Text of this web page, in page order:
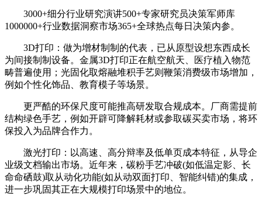
3000+细分行业研究演讲500+专家研究员决策军师库
1000000+行业数据洞察市场365+全球热点每日决策内参。
3D打印：做为增材制制的代表，已从原型设想东西成长
为间接制制设备。金属3D打印正在航空航天、医疗植入物范
畴普遍使用；光固化取熔融堆积手艺则鞭策消费级市场增加，
例如个性化饰品、教育模子等场景。
更严酷的环保尺度可能推高研发取合规成本。厂商需提前
结构绿色手艺，例如开辟可降解耗材或参取碳买卖市场，将环
保投入为品牌合作力。
激光打印：以高速、高分辩率及低单页成本特征，从导企
业级文档输出市场。近年来，碳粉手艺冲破(如低温定影、长
命命硒鼓)取从动化功能(如从动双面打印、智能纠错)的集成，
进一步巩固其正在大规模打印场景中的地位。